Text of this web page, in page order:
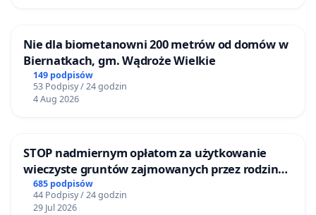
Nie dla biometanowni 200 metrów od domów w
Biernatkach, gm. Wądroże Wielkie
149 podpisów
53 Podpisy / 24 godzin
4 Aug 2026
STOP nadmiernym opłatom za użytkowanie
wieczyste gruntów zajmowanych przez rodzinne
ogrody działkowe.
685 podpisów
44 Podpisy / 24 godzin
29 Jul 2026